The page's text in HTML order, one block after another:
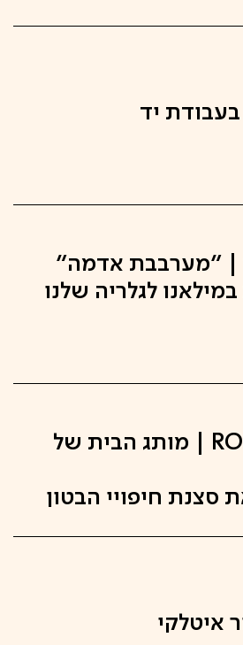
בעבודת יד
| "מערבבת אדמה"
לגלריה שלנו
בואו לגלות את RO | מותג הבית של
סצנת חיפויי הבטון
איטלקי